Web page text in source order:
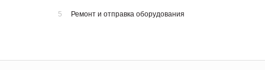
5 Ремонт и отправка оборудования